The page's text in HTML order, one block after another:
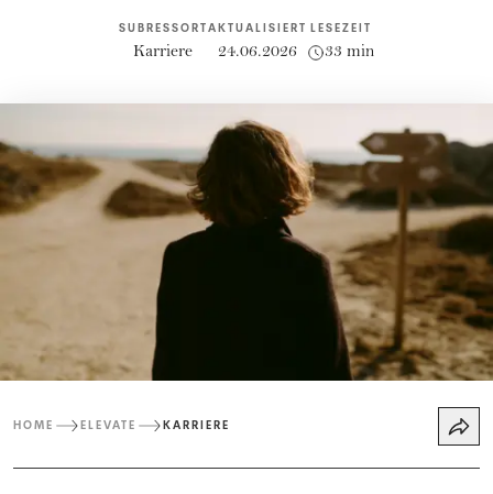
SUBRESSORT
Karriere
AKTUALISIERT
24.06.2026
LESEZEIT
33 min
HOME ELEVATE KARRIERE